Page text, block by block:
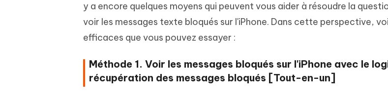
y a encore quelques moyens qui peuvent vous aider à résoudre la
voir les messages texte bloqués sur l'iPhone. Dans cette perspective,
efficaces que vous pouvez essayer :
Méthode 1. Voir les messages bloqués sur l'iPhone avec le
récupération des messages bloqués [Tout-en-un]